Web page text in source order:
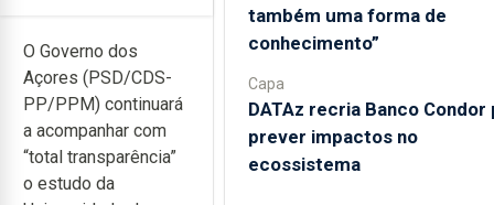
O Governo dos
Açores (PSD/CDS-
PP/PPM) continuará
a acompanhar com
“total transparência”
o estudo da
também uma forma de
conhecimento”
Capa
DATAz recria Banco Condor
prever impactos no
ecossistema